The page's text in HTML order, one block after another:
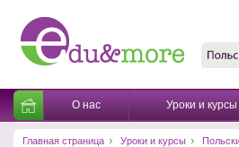
О нас Уроки и курсы
Главная страница Уроки и курсы